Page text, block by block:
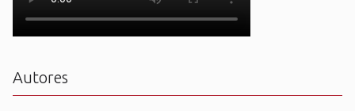
Autores